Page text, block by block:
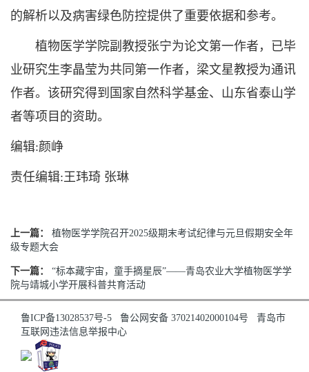
的解析以及病害绿色防控提供了重要依据和参考。
植物医学学院副教授张宁为论文第一作者，已毕
业研究生李晶莹为共同第一作者，梁文星教授为通讯
作者。该研究得到国家自然科学基金、山东省泰山学
者等项目的资助。
编辑:颜峥
责任编辑:王玮琦 张琳
上一篇：
植物医学学院召开2025级期末考试纪律与元旦假期安全年
级专题大会
下一篇：
“标本藏宇宙，童手摘星辰”——青岛农业大学植物医学学
院与靖城小学开展科普共育活动
鲁ICP备13028537号-5 鲁公网安备 37021402000104号
青岛市
互联网违法信息举报中心